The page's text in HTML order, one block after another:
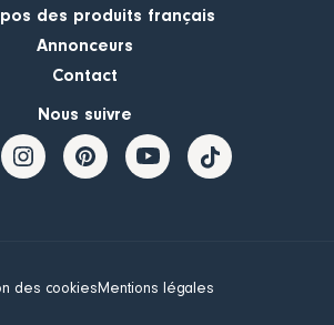
des produits français
Annonceurs
Contact
Nous suivre
des cookiesMentions légales